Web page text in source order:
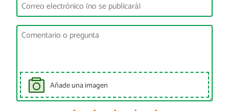
Añade una imagen